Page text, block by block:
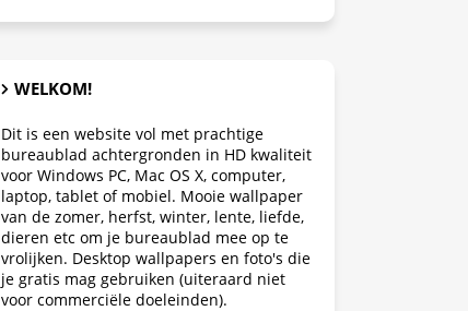
WELKOM!
Dit is een website vol met prachtige
bureaublad achtergronden in HD kwaliteit
voor Windows PC, Mac OS X, computer,
laptop, tablet of mobiel. Mooie wallpaper
van de zomer, herfst, winter, lente, liefde,
dieren etc om je bureaublad mee op te
vrolijken. Desktop wallpapers en foto's die
je gratis mag gebruiken (uiteraard niet
voor commerciële doeleinden).